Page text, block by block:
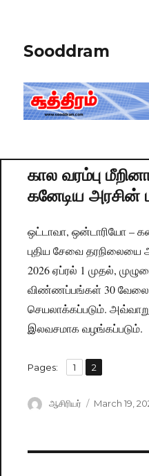
Sooddram
கால வரம்பு
கனேடிய அரசின்
ஒட்டாவா, ஒன்டாரியோ –
புதிய சேவை தரநிலையை
2026 ஏப்ரல் 1 முதல்,
விண்ணப்பங்கள் 30 வேலை
செயலாக்கப்படும்.
இலவசமாக வழங்கப்படும்.
Pages: Page
1 ,
Page
2
Author
ஆசிரியர்
Posted
March 19,